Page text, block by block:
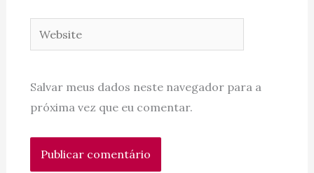
Website
Salvar meus dados neste navegador para a
próxima vez que eu comentar.